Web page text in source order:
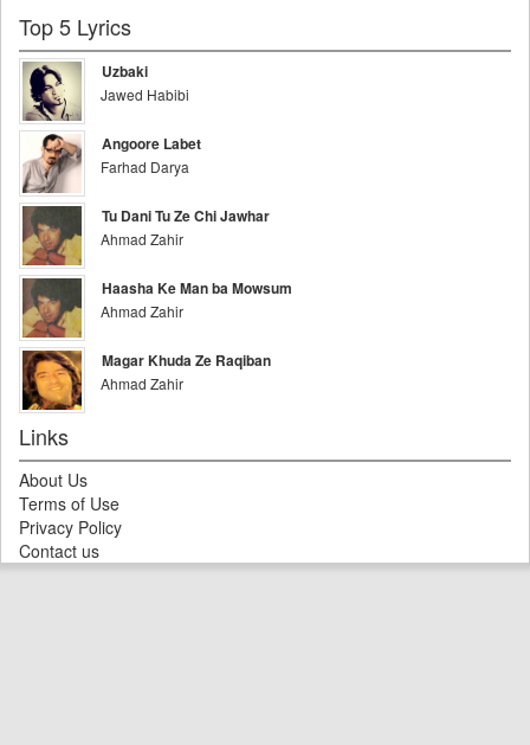
Top 5 Lyrics
Uzbaki
Jawed Habibi
Angoore Labet
Farhad Darya
Tu Dani Tu Ze Chi Jawhar
Ahmad Zahir
Haasha Ke Man ba Mowsum
Ahmad Zahir
Magar Khuda Ze Raqiban
Ahmad Zahir
Links
About Us
Terms of Use
Privacy Policy
Contact us